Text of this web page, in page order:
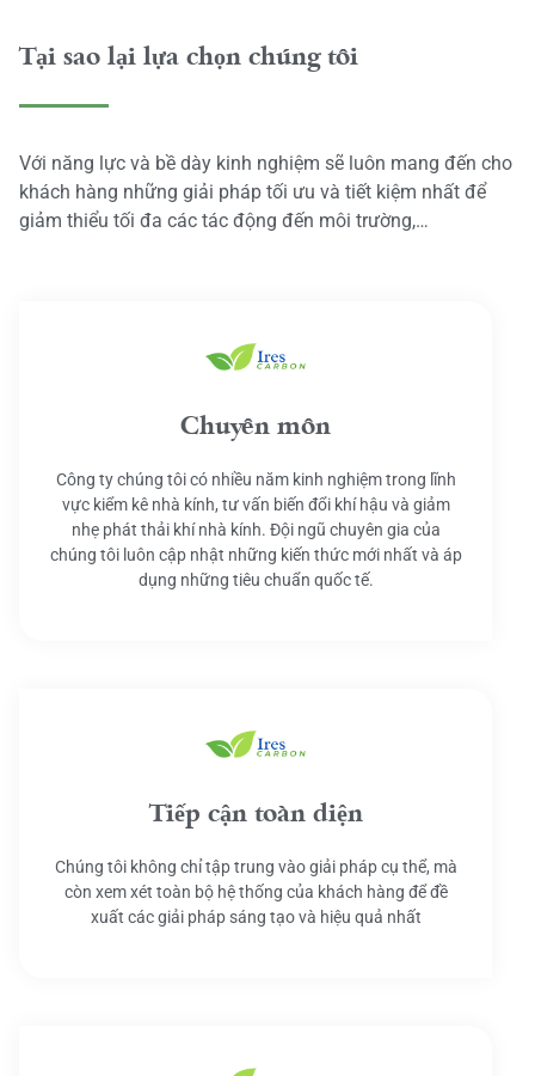
Tại sao lại lựa chọn chúng tôi
Với năng lực và bề dày kinh nghiệm sẽ luôn mang đến cho
khách hàng những giải pháp tối ưu và tiết kiệm nhất để
giảm thiểu tối đa các tác động đến môi trường,…
Chuyên môn
Công ty chúng tôi có nhiều năm kinh nghiệm trong lĩnh
vực kiểm kê nhà kính, tư vấn biến đổi khí hậu và giảm
nhẹ phát thải khí nhà kính. Đội ngũ chuyên gia của
chúng tôi luôn cập nhật những kiến thức mới nhất và áp
dụng những tiêu chuẩn quốc tế.
Tiếp cận toàn diện
Chúng tôi không chỉ tập trung vào giải pháp cụ thể, mà
còn xem xét toàn bộ hệ thống của khách hàng để đề
xuất các giải pháp sáng tạo và hiệu quả nhất